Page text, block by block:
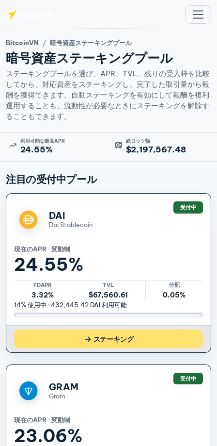
BitcoinVN 暗号資産ステーキングプール
暗号資産ステーキングプール
ステーキングプールを選び、APR、TVL、残りの受入枠を比較
してから、対応資産をステーキングし、完了した取引量から報
酬を獲得できます。自動ステーキングを有効にして報酬を複利
運用することも、流動性が必要なときにステーキングを解除す
ることもできます。
利用可能な最高APR
24.55%
総ロック額
$2,197,567.48
注目の受付中プール
DAI
Dai Stablecoin
受付中
現在のAPR · 変動制
24.55%
FDAPR
3.32%
TVL
$67,560.61
分配
0.05%
14% 使用中 · 432,445.42 DAI 利用可能
ステーキングDAI
GRAM
Gram
受付中
現在のAPR · 変動制
23.06%